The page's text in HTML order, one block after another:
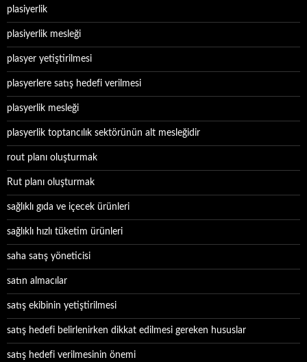
plasiyerlik
plasiyerlik mesleği
plasyer yetiştirilmesi
plasyerlere satış hedefi verilmesi
plasyerlik mesleği
plasyerlik toptancılık sektörünün alt mesleğidir
rout planı oluşturmak
Rut planı oluşturmak
sağlıklı gıda ve içecek ürünleri
sağlıklı hızlı tüketim ürünleri
saha satış yöneticisi
satın almacılar
satış ekibinin yetiştirilmesi
satış hedefi belirlenirken dikkat edilmesi gereken hususlar
satış hedefi verilmesinin önemi